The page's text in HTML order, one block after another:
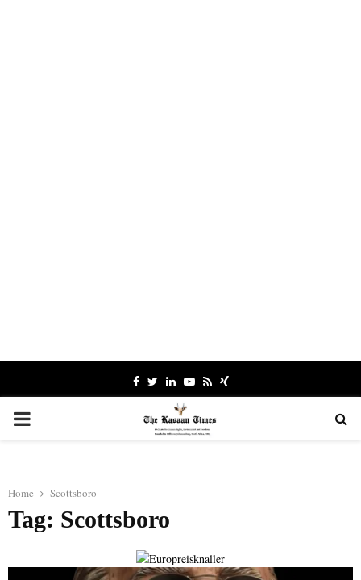
Facebook
TwitterLinkedinYoutube
RssXing
PRIMARY
Home Scottsboro
Tag: Scottsboro